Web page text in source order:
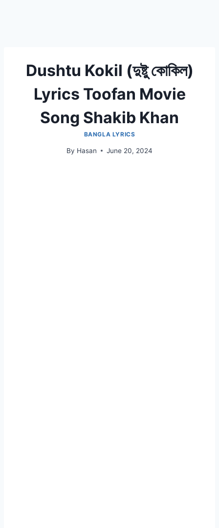
Dushtu Kokil (দুষ্টু কোকিল)
Lyrics Toofan Movie
Song Shakib Khan
BANGLA LYRICS
By Hasan June 20, 2024